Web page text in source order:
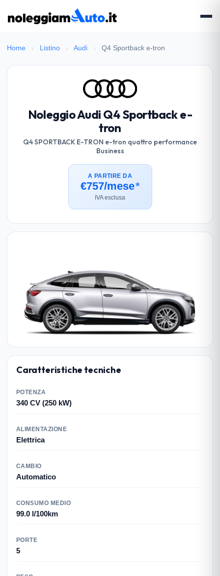
Home › Listino › Audi › Q4 Sportback e-tron
Noleggio Audi Q4 Sportback e-
tron
Q4 SPORTBACK E-TRON e-tron quattro performance
Business
A PARTIRE DA
€757/mese*
IVA esclusa
Caratteristiche tecniche
POTENZA
340 CV (250 kW)
ALIMENTAZIONE
Elettrica
CAMBIO
Automatico
CONSUMO MEDIO
99.0 l/100km
PORTE
5